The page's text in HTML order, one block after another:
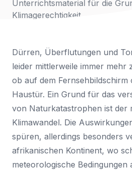
Unterrichtsmaterial für die
Klimagerechtigkeit
Dürren, Überflutungen und
leider mittlerweile immer mehr
ob auf dem Fernsehbildschirm
Haustür. Ein Grund für das
von Naturkatastrophen ist der
Klimawandel. Die
spüren, allerdings besonders
afrikanischen Kontinent, wo
meteorologische Bedingungen
Nachricht
Ich habe die
stimme ihr zu.
Zugriff
anmelden
Bundesland / Landkreis*
Wählen Sie Ihr Bundesland...
Erlebnis auf dieser Website zu
warum wir Ihre persönlichen
Sie in unserer